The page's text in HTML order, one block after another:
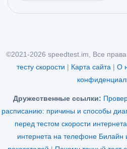
©2021-2026 speedtest.im, Все
тесту скорости | Карта сайта | О
Дружественные ссылки:
расписанию: причины и способы
перед тестом скорости интернета
интернета на телефоне Билайн